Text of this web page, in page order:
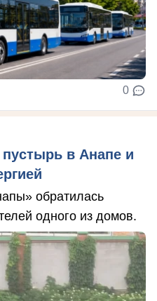
0
в Анапе и
обратилась
одного из домов.